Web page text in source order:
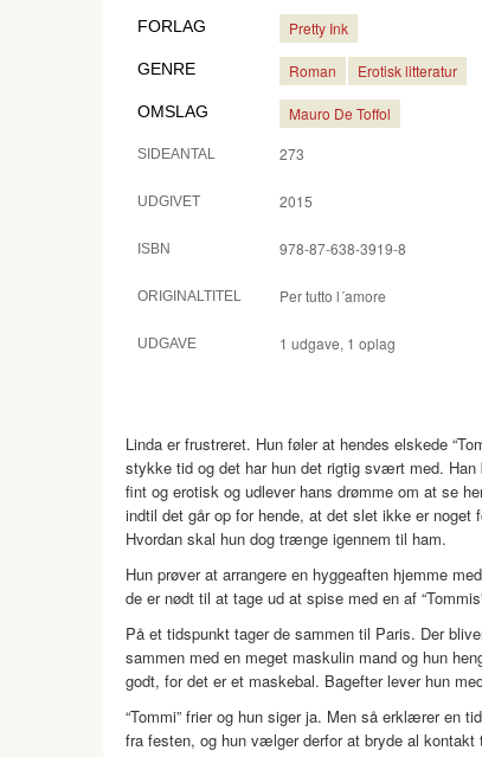
FORLAG Pretty Ink
GENRE Roman Erotisk litteratur
OMSLAG Mauro De Toffol
SIDEANTAL 273
UDGIVET 2015
ISBN 978-87-638-3919-8
ORIGINALTITEL Per tutto l´amore
UDGAVE 1 udgave, 1 oplag
Linda er frustreret. Hun føler at hendes elskede
stykke tid og det har hun det rigtig svært med. Han
fint og erotisk og udlever hans drømme om at se
indtil det går op for hende, at det slet ikke er noget
Hvordan skal hun dog trænge igennem til ham.
Hun prøver at arrangere en hyggeaften hjemme
de er nødt til at tage ud at spise med en af
På et tidspunkt tager de sammen til Paris. Der
sammen med en meget maskulin mand og hun
godt, for det er et maskebal. Bagefter lever hun
“Tommi” frier og hun siger ja. Men så erklærer en
fra festen, og hun vælger derfor at bryde al kontakt